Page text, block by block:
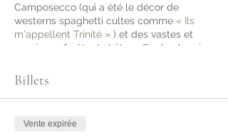
Camposecco (qui a été le décor de
westerns spaghetti cultes comme « Ils
m'appellent Trinité » ) et des vastes et
magiques forêts de hêtres. Sur le chemin
ville fantôme. Le mont Simbruini est habité
par des loups, des ours, des aigles royaux,
des griffons, des cerfs, des sangliers et de
est une zone de pâturage pour l'élevage
Billets
Vente expirée